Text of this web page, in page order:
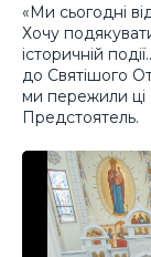
«Ми сьогодні
Хочу
історичній
до Святішого
ми пережили ці
Предстоятель.